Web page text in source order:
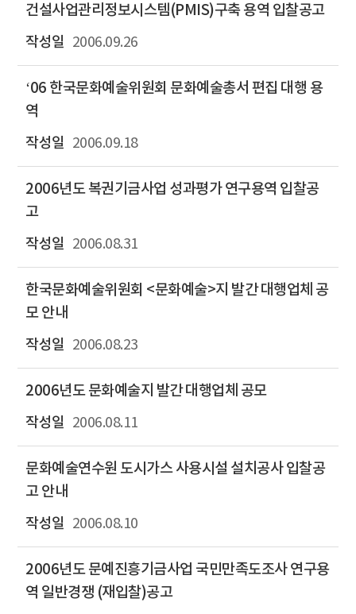
건설사업관리정보시스템(PMIS)구축 용역 입찰공고
2006.09.26
‘06 한국문화예술위원회 문화예술총서 편집 대행 용
역
2006.09.18
2006년도 복권기금사업 성과평가 연구용역 입찰공
고
2006.08.31
한국문화예술위원회 <문화예술>지 발간 대행업체 공
모 안내
2006.08.23
2006년도 문화예술지 발간 대행업체 공모
2006.08.11
문화예술연수원 도시가스 사용시설 설치공사 입찰공
고 안내
2006.08.10
2006년도 문예진흥기금사업 국민만족도조사 연구용
역 일반경쟁 (재입찰)공고